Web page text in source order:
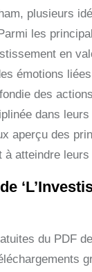
plusieurs
les
en
émotions
des
dans
aperçu des
atteindre
du PDF